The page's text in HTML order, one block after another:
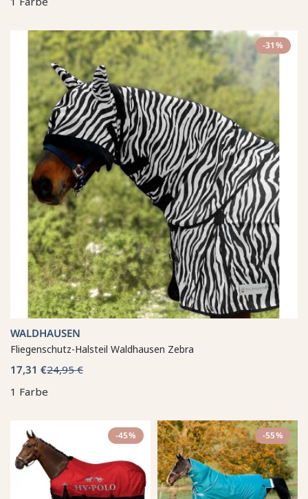
-31%
WALDHAUSEN
Fliegenschutz-Halsteil Waldhausen Zebra
17,31 €24,95 €
1 Farbe
-45% -55%